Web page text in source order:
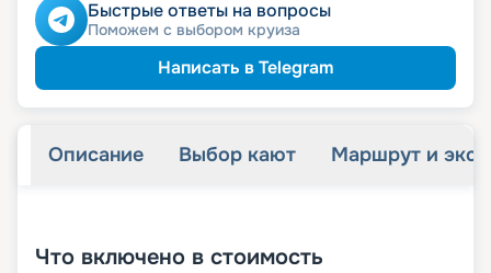
Быстрые ответы на вопросы
Поможем с выбором круиза
Написать в Telegram
Описание Выбор кают Маршрут и
Что включено в стоимость